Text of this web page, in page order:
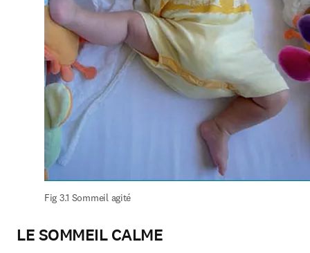
Fig 3.1 Sommeil agité
LE SOMMEIL CALME